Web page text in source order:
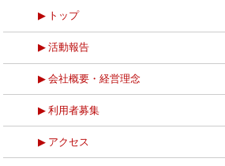
トップ
活動報告
会社概要・経営理念
利用者募集
アクセス